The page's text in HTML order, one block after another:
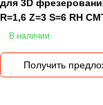
для 3D
R=1,6 Z=3 S=6 RH
В наличии
Получить